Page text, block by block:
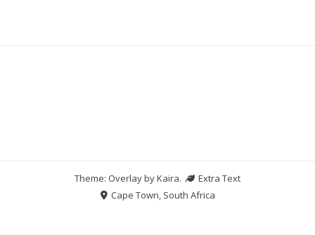
Theme: Overlay byKaira.
Extra Text
Cape Town, South Africa